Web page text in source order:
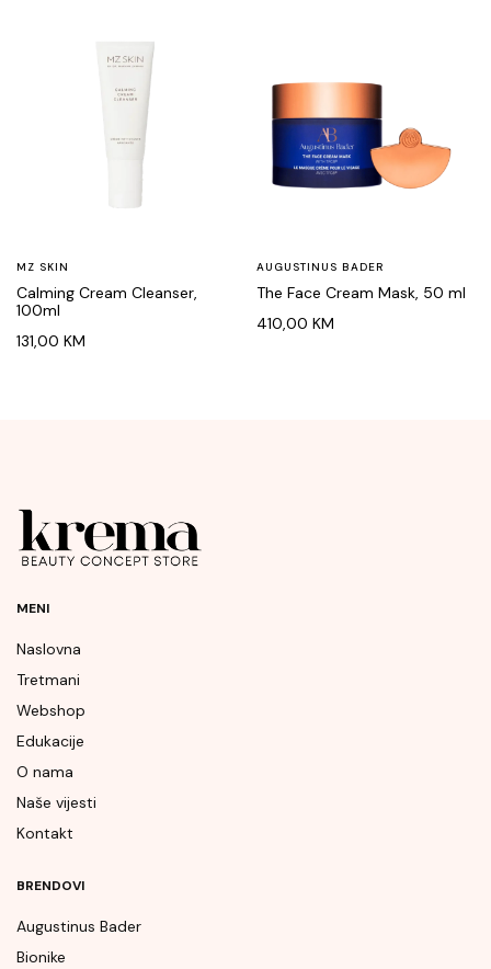
MZ SKIN
Calming Cream Cleanser,
100ml
131,00 KM
AUGUSTINUS BADER
The Face Cream Mask, 50 ml
410,00 KM
MENI
Naslovna
Tretmani
Webshop
Edukacije
O nama
Naše vijesti
Kontakt
BRENDOVI
Augustinus Bader
Bionike